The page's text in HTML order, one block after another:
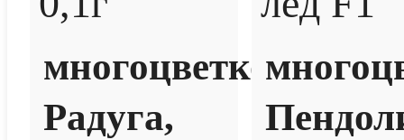
многоцветковая
Радуга,